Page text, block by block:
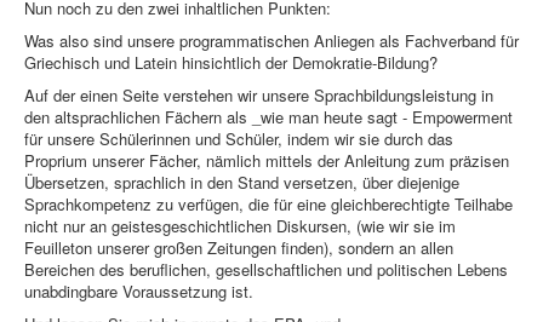
Nun noch zu den zwei inhaltlichen Punkten:
Was also sind unsere programmatischen Anliegen als Fachverband für
Griechisch und Latein hinsichtlich der Demokratie-Bildung?
Auf der einen Seite verstehen wir unsere Sprachbildungsleistung in
den altsprachlichen Fächern als _wie man heute sagt - Empowerment
für unsere Schülerinnen und Schüler, indem wir sie durch das
Proprium unserer Fächer, nämlich mittels der Anleitung zum präzisen
Übersetzen, sprachlich in den Stand versetzen, über diejenige
Sprachkompetenz zu verfügen, die für eine gleichberechtigte Teilhabe
nicht nur an geistesgeschichtlichen Diskursen, (wie wir sie im
Feuilleton unserer großen Zeitungen finden), sondern an allen
Bereichen des beruflichen, gesellschaftlichen und politischen Lebens
unabdingbare Voraussetzung ist.